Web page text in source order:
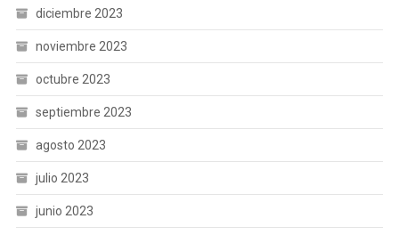
diciembre 2023
noviembre 2023
octubre 2023
septiembre 2023
agosto 2023
julio 2023
junio 2023